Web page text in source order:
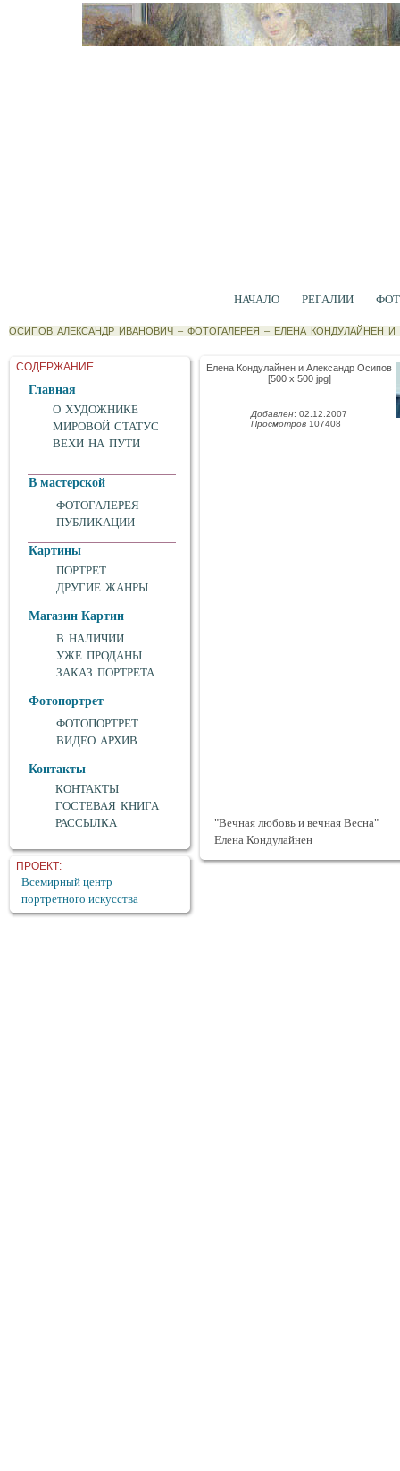
НАЧАЛО РЕГАЛИИ
ОСИПОВ АЛЕКСАНДР ИВАНОВИЧ – ФОТОГАЛЕРЕЯ – ЕЛЕНА КОНДУЛАЙНЕН
СОДЕРЖАНИЕ
Главная
О ХУДОЖНИКЕ
МИРОВОЙ СТАТУС
ВЕХИ НА ПУТИ
В мастерской
ФОТОГАЛЕРЕЯ
ПУБЛИКАЦИИ
Картины
ПОРТРЕТ
ДРУГИЕ ЖАНРЫ
Магазин Картин
В НАЛИЧИИ
УЖЕ ПРОДАНЫ
ЗАКАЗ ПОРТРЕТА
Фотопортрет
ФОТОПОРТРЕТ
ВИДЕО АРХИВ
Контакты
КОНТАКТЫ
ГОСТЕВАЯ КНИГА
РАССЫЛКА
ПРОЕКТ:
Всемирный центр
портретного искусства
Елена Кондулайнен и Александр Осипов
[500 x 500 jpg]
Добавлен: 02.12.2007
Просмотров 107408
"Вечная любовь и вечная Весна"
Елена Кондулайнен